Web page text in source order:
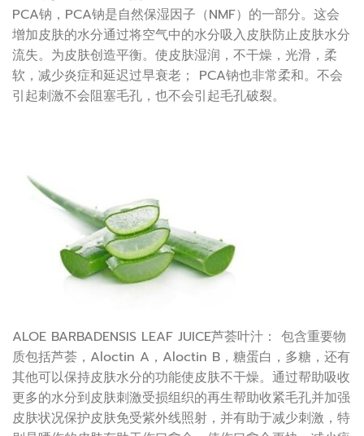
PCA钠，PCA钠是自然保湿因子（NMF）的一部分。这会
增加皮肤的水分通过将空气中的水分吸入皮肤防止皮肤水分
流失。为皮肤创造平衡。使皮肤湿润，不干燥，光滑，柔
软，减少炎症和延迟过早衰老； PCA钠也非常柔和。不会
引起刺激不会阻塞毛孔，也不会引起毛孔破裂。
ALOE BARBADENSIS LEAF JUICE芦荟叶汁： 包含重要物
质包括芦荟，Aloctin A，Aloctin B，糖蛋白，多糖，还有
其他可以保持皮肤水分的功能使皮肤不干燥。通过帮助吸收
更多的水分到皮肤刺激受损组织的再生帮助收紧毛孔并加强
皮肤状况保护皮肤免受紫外线照射，并有助于减少刺激，特